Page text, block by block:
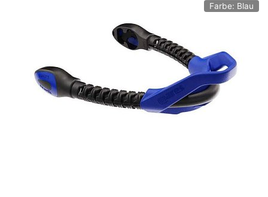
Farbe: Blau